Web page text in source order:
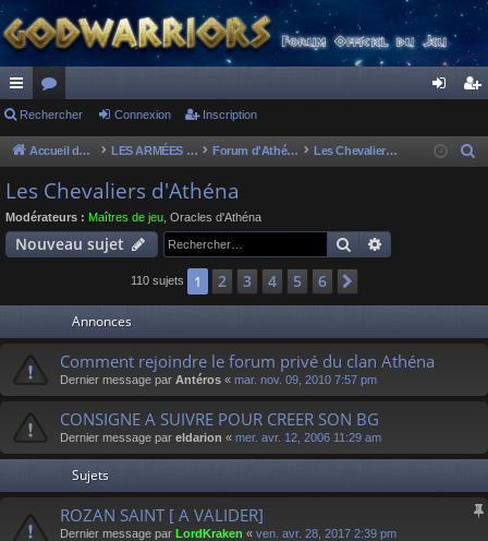
ac
co
ur
ci
or
u
m
s
ne cri
Rechercher Connexion Inscription
Accueil du forum LES ARMÉES DIVINES - FORUMS DE CLAN Forum d'Athéna Les Chevaliers d'Athéna
e
Les Chevaliers d'Athéna
Modérateurs : Maîtres de jeu Oracles d'Athéna
Nouveau sujet Rechercher
110 sujets 1 2 3 4 5 6
Annonces
Comment rejoindre le forum privé du clan Athéna
Dernier message par Antéros « mar. nov. 09, 2010 7:57 pm
CONSIGNE A SUIVRE POUR CREER SON BG
Dernier message par eldarion « mer. avr. 12, 2006 11:29 am
Sujets
ROZAN SAINT [ A VALIDER]
Dernier message par LordKraken « ven. avr. 28, 2017 2:39 pm